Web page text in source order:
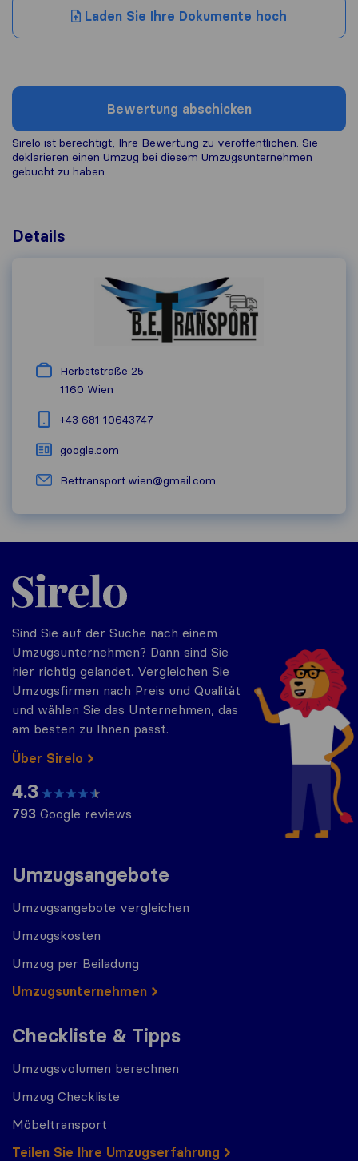
Laden Sie Ihre Dokumente hoch
Bewertung abschicken
Sirelo ist berechtigt, Ihre Bewertung zu veröffentlichen. Sie
deklarieren einen Umzug bei diesem Umzugs​unternehmen
gebucht zu haben.
Details
Herbststraße 25
1160 Wien
+43 681 10643747
google.com
Bettransport.wien@gmail.com
Umzugsangebote
Umzugsangebote vergleichen
Umzugskosten
Umzug per Beiladung
Umzugs​​unternehmen
Checkliste & Tipps
Umzugsvolumen berechnen
Umzug Checkliste
Möbeltransport
Teilen Sie Ihre Umzugserfahrung
Sirelo.at
Sind Sie auf der Suche nach einem
Umzugsunternehmen? Dann sind Sie
hier richtig gelandet. Vergleichen Sie
Umzugsfirmen nach Preis und Qualität
und wählen Sie das Unternehmen, das
am besten zu Ihnen passt.
Über Sirelo
4.3
793 Google reviews